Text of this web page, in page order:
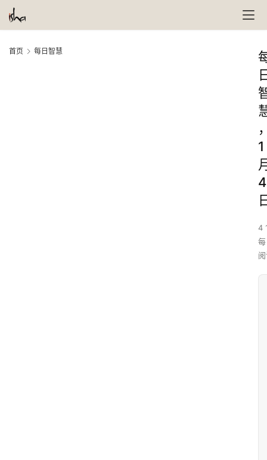
首页 每日智慧
1
4
4